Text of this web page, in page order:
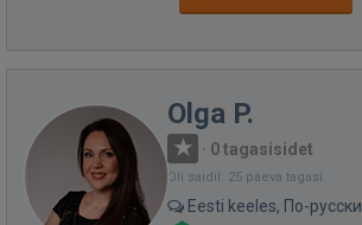
Olga P.
· 0 tagasisidet
Oli saidil: 25 päeva tagasi
Eesti keeles, По-русски